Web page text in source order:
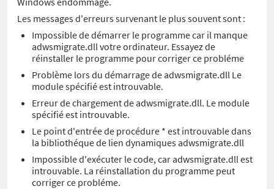
Les messages d'erreurs survenant le plus souvent sont :
Impossible de démarrer le programme car il manque
adwsmigrate.dll votre ordinateur. Essayez de
réinstaller le programme pour corriger ce probléme
Problème lors du démarrage de adwsmigrate.dll Le
module spécifié est introuvable.
Erreur de chargement de adwsmigrate.dll. Le module
spécifié est introuvable.
Le point d'entrée de procédure * est introuvable dans
la bibliothéque de lien dynamiques adwsmigrate.dll
Impossible d'exécuter le code, car adwsmigrate.dll est
introuvable. La réinstallation du programme peut
corriger ce probléme.